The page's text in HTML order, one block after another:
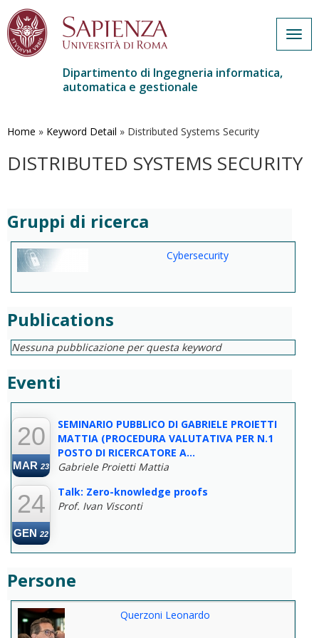
contenuto
Dipartimento di Ingegneria informatica,
automatica e gestionale
Home » Keyword Detail » Distributed Systems Security
DISTRIBUTED SYSTEMS SECURITY
Gruppi di ricerca
Cybersecurity
Publications
Nessuna pubblicazione per questa keyword
Eventi
20
MAR 23
SEMINARIO PUBBLICO DI GABRIELE PROIETTI
MATTIA (PROCEDURA VALUTATIVA PER N.1
POSTO DI RICERCATORE A...
Gabriele Proietti Mattia
24
GEN 22
Talk: Zero-knowledge proofs
Prof. Ivan Visconti
Persone
Querzoni Leonardo